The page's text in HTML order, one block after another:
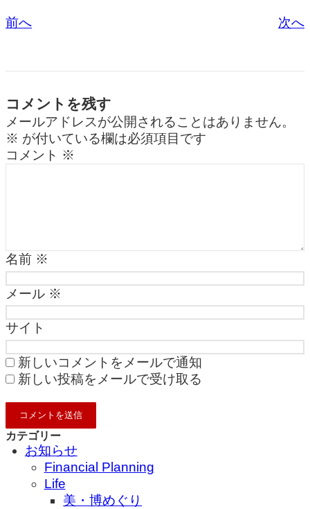
k
前へ 次へ
コメントを残す
メールアドレスが公開されることはありません。
※ が付いている欄は必須項目です
コメント ※
名前 ※
メール ※
サイト
新しいコメントをメールで通知
新しい投稿をメールで受け取る
カテゴリー
お知らせ
Financial Planning
Life
美・博めぐり